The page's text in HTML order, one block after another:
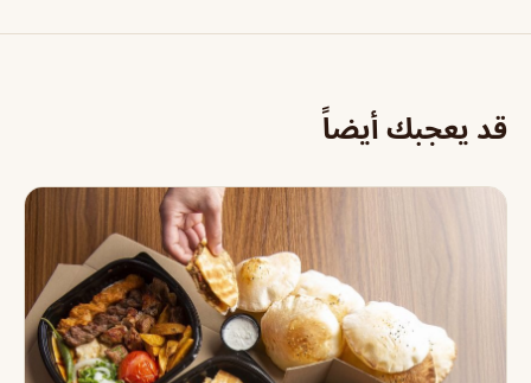
قد يعجبك أيضاً